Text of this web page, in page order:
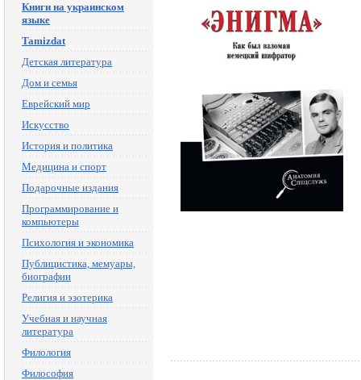
Книги на украинском
языке
Tamizdat
Детская литература
Дом и семья
Еврейский мир
Искусство
История и политика
Медицина и спорт
Подарочные издания
Программирование и
компьютеры
Психология и экономика
Публицистика, мемуары,
биографии
Религия и эзотерика
Учебная и научная
литература
Филология
Философия